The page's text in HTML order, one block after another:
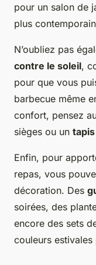
pour un salon de
plus
N’oubliez pas
contre le soleil,
pour que vous
barbecue même
confort, pensez
sièges ou un tapis
Enfin, pour
repas, vous
décoration. Des
soirées, des
encore des sets
couleurs